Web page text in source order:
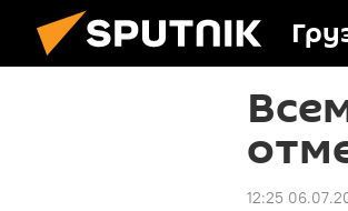
12:25